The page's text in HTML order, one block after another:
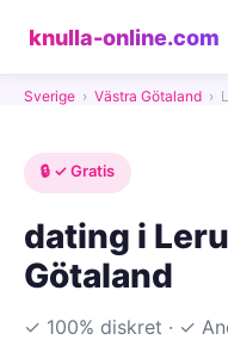
knulla-online.com
Sverige › Västra Götaland ›
🔒 ✓ Gratis
dating i
Götaland
✓ 100% diskret · ✓